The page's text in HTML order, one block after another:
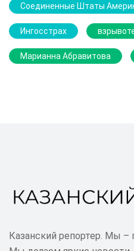
Соединенные Штаты
Ингосстрах
Марианна Абравитова
Казанский репортер. Мы –